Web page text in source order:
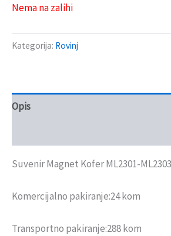
Nema na zalihi
Kategorija: Rovinj
Opis
Suvenir Magnet Kofer ML2301-
Komercijalno pakiranje:24 kom
Transportno pakiranje:288 kom